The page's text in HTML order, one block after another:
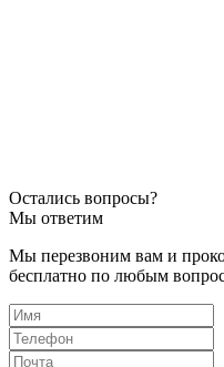
Остались вопросы?
Мы ответим
Мы перезвоним вам и
бесплатно по любым